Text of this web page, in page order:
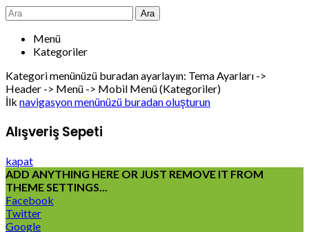
Ara
Menü
Kategoriler
Kategori menünüzü buradan ayarlayın: Tema Ayarları ->
Header -> Menü -> Mobil Menü (Kategoriler)
İlk navigasyon menünüzü buradan oluşturun
Alışveriş Sepeti
kapat
ADD ANYTHING HERE OR JUST REMOVE IT FROM
THEME SETTINGS...
Facebook
Twitter
Google